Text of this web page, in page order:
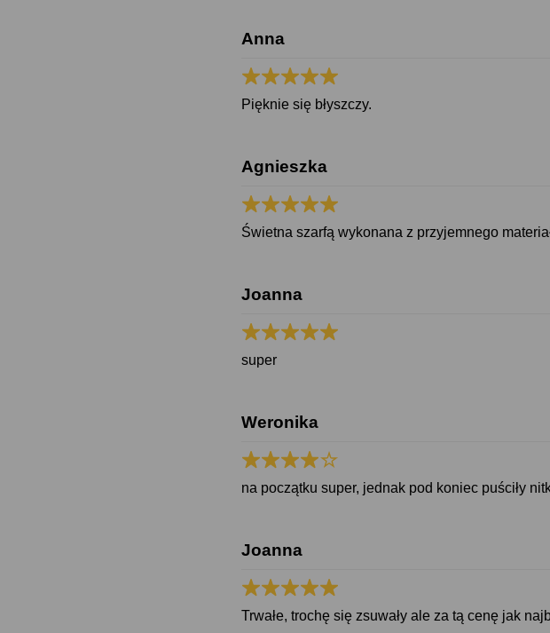
Anna
Pięknie się błyszczy.
Agnieszka
Świetna szarfą wykonana z przyjemnego
Joanna
super
Weronika
na początku super, jednak pod koniec puściły
Joanna
Trwałe, trochę się zsuwały ale za tą cenę jak